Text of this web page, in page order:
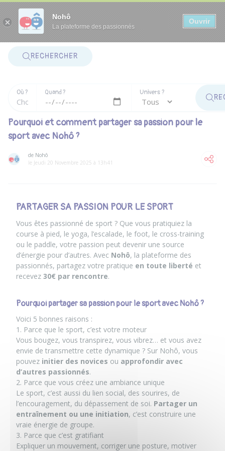
Nohô
La plateforme des passionnés
Ouvrir
RECHERCHER
Où ? Quand ? Univers ?
Pourquoi et comment partager sa passion pour le
sport avec Nohô ?
de Nohô
le Jeudi 20 Novembre 2025 à 13h41
PARTAGER SA PASSION POUR LE SPORT
Vous êtes passionné de sport ? Que vous pratiquiez la
course à pied, le yoga, l’escalade, le foot, le cross-training
ou le paddle, votre passion peut devenir une source
d’énergie pour d’autres. Avec Nohô, la plateforme des
passionnés, partagez votre pratique en toute liberté et
recevez 30€ par rencontre.
Pourquoi partager sa passion pour le sport avec Nohô ?
Voici 5 bonnes raisons :
1. Parce que le sport, c’est votre moteur
Vous bougez, vous transpirez, vous vibrez… et vous avez
envie de transmettre cette dynamique ? Sur Nohô, vous
pouvez initier des novices ou approfondir avec
d’autres passionnés.
2. Parce que vous créez une ambiance unique
Le sport, c’est aussi du lien social, des sourires, de
l’encouragement, du dépassement de soi. Partager un
entraînement ou une initiation, c’est construire une
vraie énergie de groupe.
3. Parce que c’est gratifiant
Expliquer un mouvement, corriger une posture, motiver
Panneau de gestion des cookies